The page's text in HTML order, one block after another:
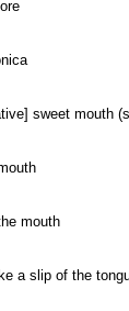
sweet mouth
mouth
a slip of the